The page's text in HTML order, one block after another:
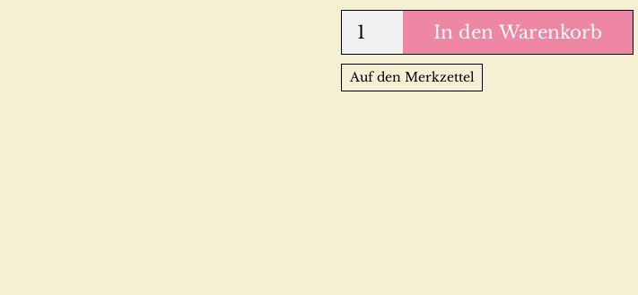
In den Warenkorb
Auf den Merkzettel